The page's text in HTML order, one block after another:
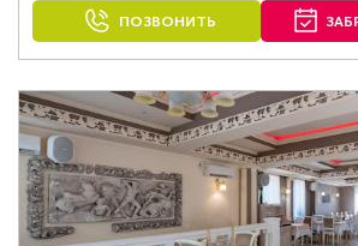
ПОЗВОНИТЬ